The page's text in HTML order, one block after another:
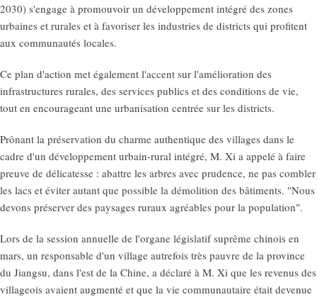
2030) s'engage à promouvoir un développement intégré des zones
urbaines et rurales et à favoriser les industries de districts qui profitent
aux communautés locales.
Ce plan d'action met également l'accent sur l'amélioration des
infrastructures rurales, des services publics et des conditions de vie,
tout en encourageant une urbanisation centrée sur les districts.
Prônant la préservation du charme authentique des villages dans le
cadre d'un développement urbain-rural intégré, M. Xi a appelé à faire
preuve de délicatesse : abattre les arbres avec prudence, ne pas combler
les lacs et éviter autant que possible la démolition des bâtiments. "Nous
devons préserver des paysages ruraux agréables pour la population".
Lors de la session annuelle de l'organe législatif suprême chinois en
mars, un responsable d'un village autrefois très pauvre de la province
du Jiangsu, dans l'est de la Chine, a déclaré à M. Xi que les revenus des
villageois avaient augmenté et que la vie communautaire était devenue